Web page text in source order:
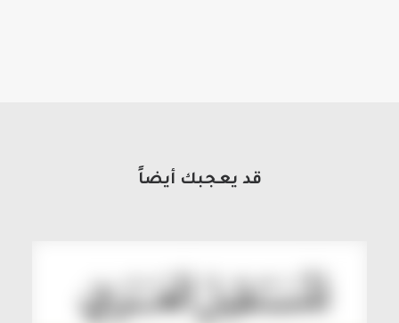
قد يعجبك أيضاً